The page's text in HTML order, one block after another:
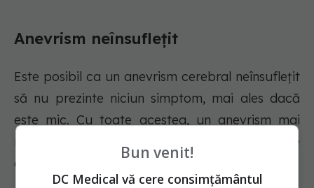
Anevrism neînsuflețit
Este posibil ca un anevrism cerebral neînsuflețit
să nu prezinte niciun simptom, mai ales dacă
este mic. Cu toate acestea, un anevrism mai
mare, neînsuflețit, poate exercita presiune
asupra țesuturilor și nervilor cerebrali.
Bun venit!
DC Medical vă cere consimțământul